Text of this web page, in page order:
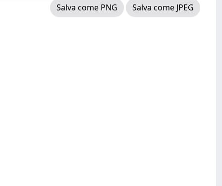
Salva come PNG Salva come JPEG